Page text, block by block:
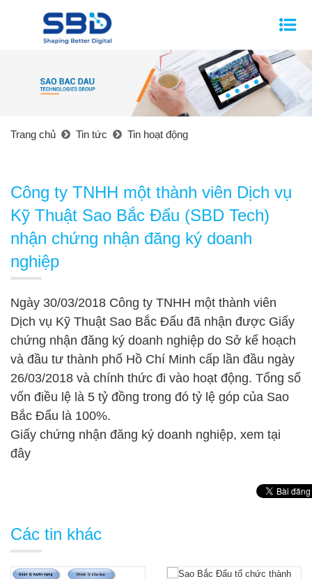
Trang chủ Tin tức Tin hoạt động
Công ty TNHH một thành viên Dịch vụ
Kỹ Thuật Sao Bắc Đẩu (SBD Tech)
nhận chứng nhận đăng ký doanh
nghiệp
Ngày 30/03/2018 Công ty TNHH một thành viên
Dịch vụ Kỹ Thuật Sao Bắc Đẩu đã nhận được Giấy
chứng nhận đăng ký doanh nghiệp do Sở kế hoạch
và đầu tư thành phố Hồ Chí Minh cấp lần đầu ngày
26/03/2018 và chính thức đi vào hoạt động. Tổng số
vốn điều lệ là 5 tỷ đồng trong đó tỷ lệ góp của Sao
Bắc Đẩu là 100%.
Giấy chứng nhận đăng ký doanh nghiệp, xem tại
đây
Các tin khác